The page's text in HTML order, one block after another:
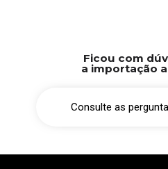
Ficou com
a importação
Consulte as